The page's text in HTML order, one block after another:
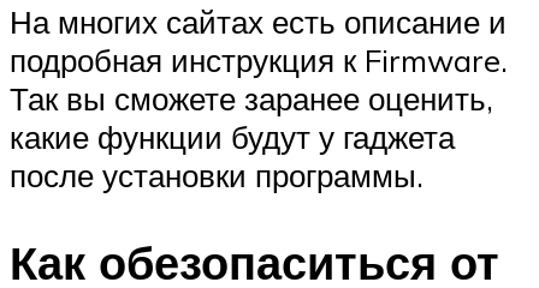
На многих сайтах есть описание и
подробная инструкция к Firmware.
Так вы сможете заранее оценить,
какие функции будут у гаджета
после установки программы.
Как обезопаситься от